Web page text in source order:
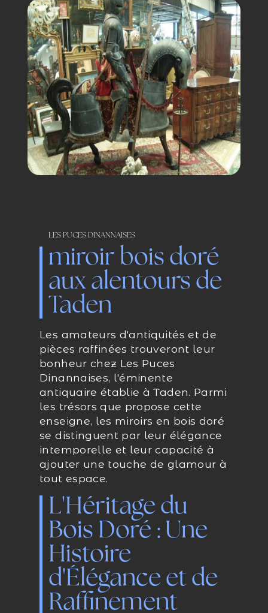
LES PUCES DINANNAISES
miroir bois doré
aux alentours de
Taden
Les amateurs d'antiquités et de
pièces raffinées trouveront leur
bonheur chez Les Puces
Dinannaises, l'éminente
antiquaire établie à Taden. Parmi
les trésors que propose cette
enseigne, les miroirs en bois doré
se distinguent par leur élégance
intemporelle et leur capacité à
ajouter une touche de glamour à
tout espace.
L'Héritage du
Bois Doré : Une
Histoire
d'Élégance et de
Raffinement